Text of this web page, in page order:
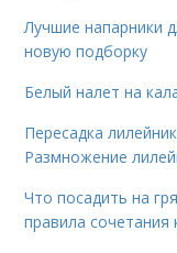
Лучшие напарники
новую подборку
Белый налет на
Пересадка
Размножение
Что посадить на
правила сочетания